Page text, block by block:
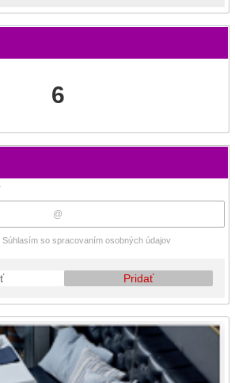
6
Súhlasím so spracovaním osobných údajov
Pridať